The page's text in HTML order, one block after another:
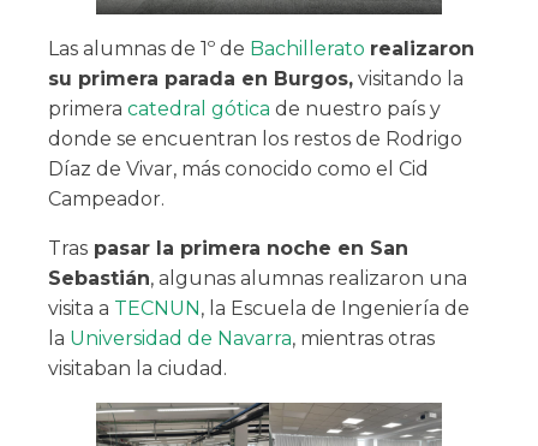
Las alumnas de 1º de Bachillerato realizaron
su primera parada en Burgos, visitando la
primera catedral gótica de nuestro país y
donde se encuentran los restos de Rodrigo
Díaz de Vivar, más conocido como el Cid
Campeador.
Tras pasar la primera noche en San
Sebastián, algunas alumnas realizaron una
visita a TECNUN , la Escuela de Ingeniería de
la Universidad de Navarra, mientras otras
visitaban la ciudad.